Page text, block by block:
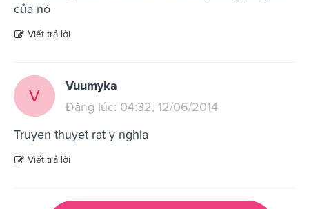
của nó
Viết trả lời
V
Vuumyka
Đăng lúc: 04:32, 12/06/2014
Truyen thuyet rat y nghia
Viết trả lời